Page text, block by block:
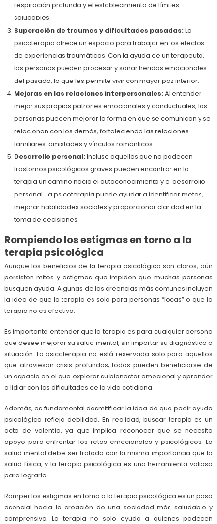
respiración profunda y el establecimiento de límites
saludables.
Superación de traumas y dificultades pasadas:La
psicoterapia ofrece un espacio para trabajar en los efectos
de experiencias traumáticas. Con la ayuda de un terapeuta,
las personas pueden procesar y sanar heridas emocionales
del pasado, lo que les permite vivir con mayor paz interior.
Mejoras en las relaciones interpersonales:Al entender
mejor sus propios patrones emocionales y conductuales, las
personas pueden mejorar la forma en que se comunican y se
relacionan con los demás, fortaleciendo las relaciones
familiares, amistades y vínculos románticos.
Desarrollo personal:Incluso aquellos que no padecen
trastornos psicológicos graves pueden encontrar en la
terapia un camino hacia el autoconocimiento y el desarrollo
personal. La psicoterapia puede ayudar a identificar metas,
mejorar habilidades sociales y proporcionar claridad en la
toma de decisiones.
Rompiendo los estigmas en torno a la
terapia psicológica
Aunque los beneficios de la terapia psicológica son claros, aún
persisten mitos y estigmas que impiden que muchas personas
busquen ayuda. Algunas de las creencias más comunes incluyen
la idea de que la terapia es solo para personas “locas” o que la
terapia no es efectiva.
Es importante entender que la terapia es para cualquier persona
que desee mejorar su salud mental, sin importar su diagnóstico o
situación. La psicoterapia no está reservada solo para aquellos
que atraviesan crisis profundas; todos pueden beneficiarse de
un espacio en el que explorar su bienestar emocional y aprender
a lidiar con las dificultades de la vida cotidiana.
Además, es fundamental desmitificar la idea de que pedir ayuda
psicológica refleja debilidad. En realidad, buscar terapia es un
acto de valentía, ya que implica reconocer que se necesita
apoyo para enfrentar los retos emocionales y psicológicos. La
salud mental debe ser tratada con la misma importancia que la
salud física, y la terapia psicológica es una herramienta valiosa
para lograrlo.
Romper los estigmas en torno a la terapia psicológica es un paso
esencial hacia la creación de una sociedad más saludable y
comprensiva. La terapia no solo ayuda a quienes padecen